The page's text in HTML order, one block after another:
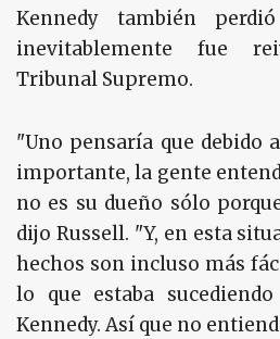
Kennedy también
inevitablemente fue
Tribunal Supremo.
"Uno pensaría que debido
importante, la gente
no es su dueño sólo
dijo Russell. "Y, en esta
hechos son incluso más
lo que estaba
Kennedy. Así que no